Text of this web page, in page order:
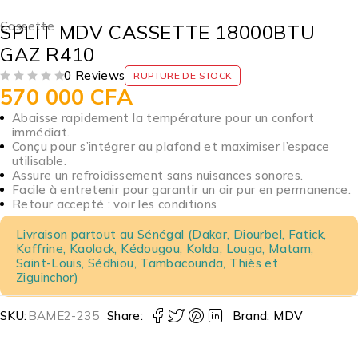
Cassette
SPLIT MDV CASSETTE 18000BTU
GAZ R410
0 Reviews RUPTURE DE STOCK
570 000 CFA
Abaisse rapidement la température pour un confort
immédiat.
Conçu pour s’intégrer au plafond et maximiser l’espace
utilisable.
Assure un refroidissement sans nuisances sonores.
Facile à entretenir pour garantir un air pur en permanence.
Retour accepté : voir les conditions
Livraison partout au Sénégal (Dakar, Diourbel, Fatick,
Kaffrine, Kaolack, Kédougou, Kolda, Louga, Matam,
Saint-Louis, Sédhiou, Tambacounda, Thiès et
Ziguinchor)
SKU:BAME2-235 Share: Brand: MDV